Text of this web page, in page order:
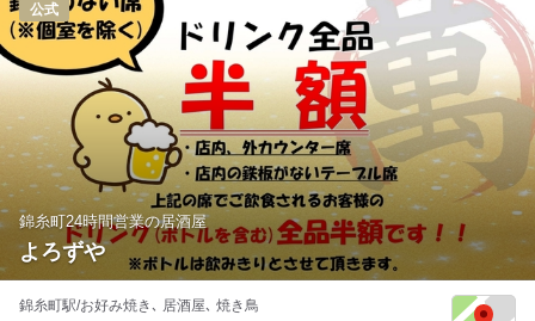
公式
錦糸町24時間営業の居酒屋
よろずや
錦糸町駅/お好み焼き､ 居酒屋､ 焼き鳥